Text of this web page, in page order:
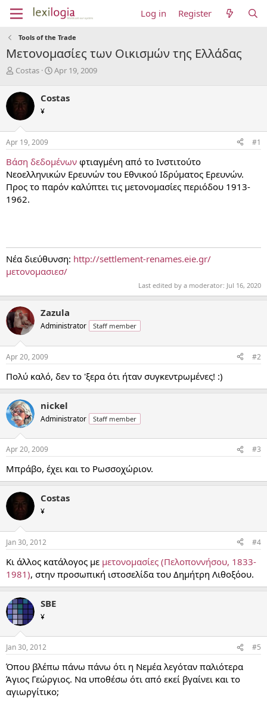
Log in Register
Tools of the Trade
Μετονομασίες των Οικισμών της Ελλάδας
T
r
e
a
d
s
t
a
r
t
e
r
Costas
S
r
a
Apr 19, 2009
Costas
¥
Apr 19, 2009 #1
Βάση δεδομένων φτιαγμένη από το Ινστιτούτο
Νεοελληνικών Ερευνών του Εθνικού Ιδρύματος Ερευνών.
Προς το παρόν καλύπτει τις μετονομασίες περιόδου 1913-
1962.
Νέα διεύθυνση: http://settlement-renames.eie.gr/
μετονομασιεσ/
Last edited by a moderator: Jul 16, 2020
Zazula
Administrator Staff member
Apr 20, 2009 #2
Πολύ καλό, δεν το 'ξερα ότι ήταν συγκεντρωμένες! :)
nickel
Administrator Staff member
Apr 20, 2009 #3
Μπράβο, έχει και το Ρωσσοχώριον.
Costas
¥
Jan 30, 2012 #4
Κι άλλος κατάλογος με μετονομασίες (Πελοποννήσου, 1833-
1981), στην προσωπική ιστοσελίδα του Δημήτρη Λιθοξόου.
SBE
¥
Jan 30, 2012 #5
Όπου βλέπω πάνω πάνω ότι η Νεμέα λεγόταν παλιότερα
Άγιος Γεώργιος. Να υποθέσω ότι από εκεί βγαίνει και το
αγιωργίτικο;